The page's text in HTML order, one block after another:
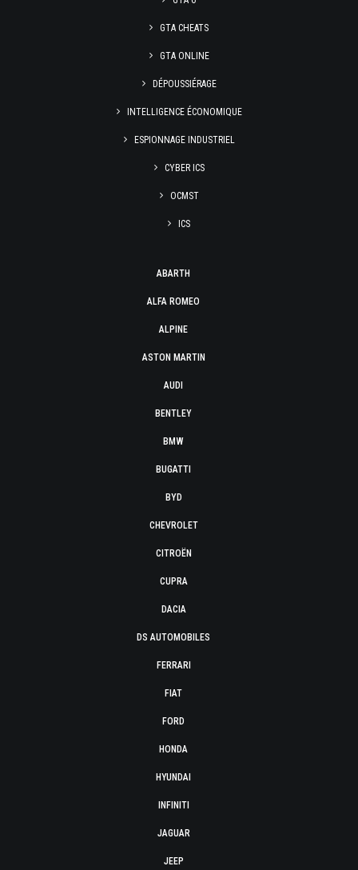
GTA CHEATS
GTA ONLINE
DÉPOUSSIÉRAGE
INTELLIGENCE ÉCONOMIQUE
ESPIONNAGE INDUSTRIEL
CYBER ICS
OCMST
ICS
ABARTH
ALFA ROMEO
ALPINE
ASTON MARTIN
AUDI
BENTLEY
BMW
BUGATTI
BYD
CHEVROLET
CITROËN
CUPRA
DACIA
DS AUTOMOBILES
FERRARI
FIAT
FORD
HONDA
HYUNDAI
INFINITI
JAGUAR
JEEP